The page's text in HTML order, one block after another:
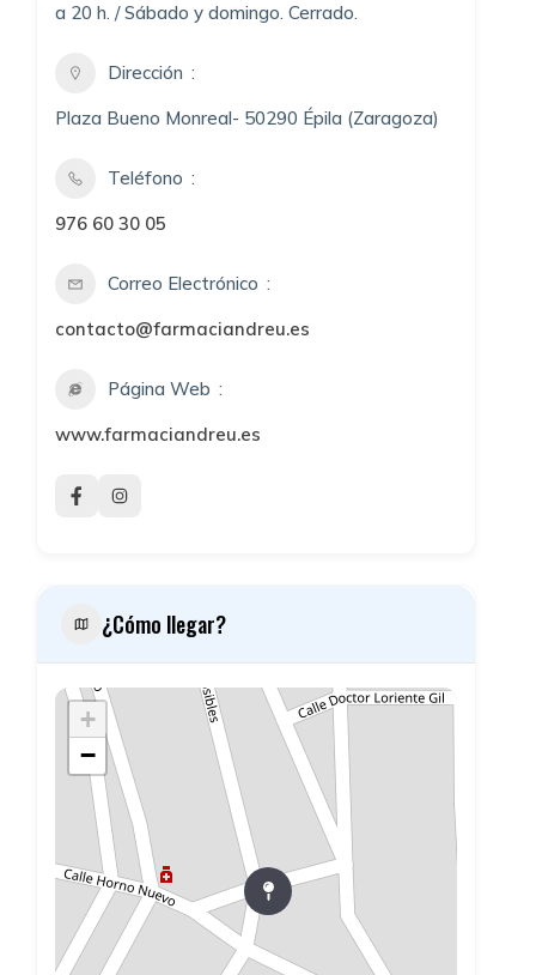
a 20 h. / Sábado y domingo. Cerrado.
Dirección
Plaza Bueno Monreal- 50290 Épila (Zaragoza)
Teléfono
976 60 30 05
Correo Electrónico
contacto@farmaciandreu.es
Página Web
www.farmaciandreu.es
¿Cómo llegar?
+
−